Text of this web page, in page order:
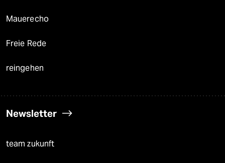
Mauerecho
Freie Rede
reingehen
Newsletter
team zukunft